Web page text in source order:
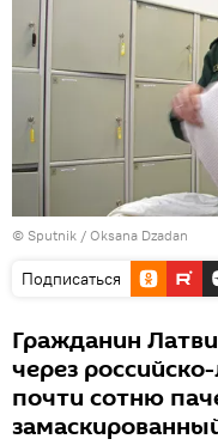
© Sputnik / Oksana Dzadan
Подписаться
Гражданин
через
почти сотню